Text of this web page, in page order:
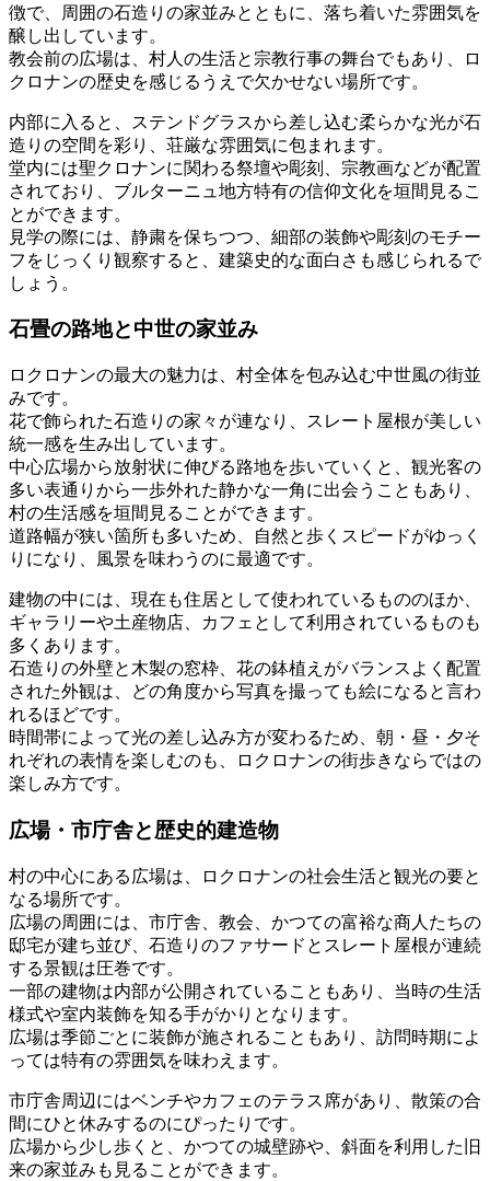
徴で、周囲の石造りの家並みとともに、落ち着いた雰囲気を
醸し出しています。
教会前の広場は、村人の生活と宗教行事の舞台でもあり、ロ
クロナンの歴史を感じるうえで欠かせない場所です。
内部に入ると、ステンドグラスから差し込む柔らかな光が石
造りの空間を彩り、荘厳な雰囲気に包まれます。
堂内には聖クロナンに関わる祭壇や彫刻、宗教画などが配置
されており、ブルターニュ地方特有の信仰文化を垣間見るこ
とができます。
見学の際には、静粛を保ちつつ、細部の装飾や彫刻のモチー
フをじっくり観察すると、建築史的な面白さも感じられるで
しょう。
石畳の路地と中世の家並み
ロクロナンの最大の魅力は、村全体を包み込む中世風の街並
みです。
花で飾られた石造りの家々が連なり、スレート屋根が美しい
統一感を生み出しています。
中心広場から放射状に伸びる路地を歩いていくと、観光客の
多い表通りから一歩外れた静かな一角に出会うこともあり、
村の生活感を垣間見ることができます。
道路幅が狭い箇所も多いため、自然と歩くスピードがゆっく
りになり、風景を味わうのに最適です。
建物の中には、現在も住居として使われているもののほか、
ギャラリーや土産物店、カフェとして利用されているものも
多くあります。
石造りの外壁と木製の窓枠、花の鉢植えがバランスよく配置
された外観は、どの角度から写真を撮っても絵になると言わ
れるほどです。
時間帯によって光の差し込み方が変わるため、朝・昼・夕そ
れぞれの表情を楽しむのも、ロクロナンの街歩きならではの
楽しみ方です。
広場・市庁舎と歴史的建造物
村の中心にある広場は、ロクロナンの社会生活と観光の要と
なる場所です。
広場の周囲には、市庁舎、教会、かつての富裕な商人たちの
邸宅が建ち並び、石造りのファサードとスレート屋根が連続
する景観は圧巻です。
一部の建物は内部が公開されていることもあり、当時の生活
様式や室内装飾を知る手がかりとなります。
広場は季節ごとに装飾が施されることもあり、訪問時期によ
っては特有の雰囲気を味わえます。
市庁舎周辺にはベンチやカフェのテラス席があり、散策の合
間にひと休みするのにぴったりです。
広場から少し歩くと、かつての城壁跡や、斜面を利用した旧
来の家並みも見ることができます。